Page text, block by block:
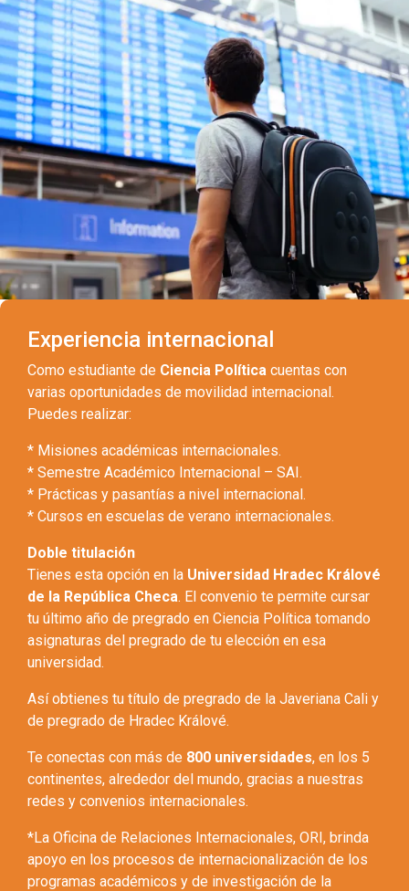
Experiencia internacional
Como estudiante de Ciencia Política cuentas con
varias oportunidades de movilidad internacional.
Puedes realizar:
* Misiones académicas internacionales.
* Semestre Académico Internacional – SAI.
* Prácticas y pasantías a nivel internacional.
* Cursos en escuelas de verano internacionales.
Doble titulación
Tienes esta opción en la Universidad Hradec Králové
de la República Checa. El convenio te permite cursar
tu último año de pregrado en Ciencia Política tomando
asignaturas del pregrado de tu elección en esa
universidad.
Así obtienes tu título de pregrado de la Javeriana Cali y
de pregrado de Hradec Králové.
Te conectas con más de 800 universidades, en los 5
continentes, alrededor del mundo, gracias a nuestras
redes y convenios internacionales.
*La Oficina de Relaciones Internacionales, ORI, brinda
apoyo en los procesos de internacionalización de los
programas académicos y de investigación de la